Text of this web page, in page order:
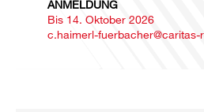
ANMELDUNG
Bis 14. Oktober 2026
c.haimerl-